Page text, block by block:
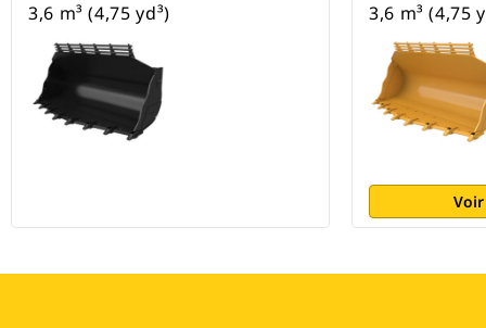
3,6 m³ (4,75 yd³)
3,6 m³ (4,75